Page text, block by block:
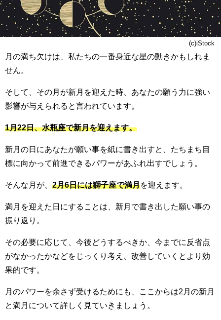
(c)iStock
月の満ち欠けは、私たちの一番身近な星の動きかもしれま
せん。
そして、その月が新月を迎えた時、あなたの願う力に強い
影響が与えられると言われています。
1月22日、水瓶座で新月を迎えます。
新月の日にあなたが願い事を紙に書き出すと、たちまち目
標に向かって前進できるパワーがあふれ出すでしょう。
そんな月が、 2月6日には獅子座で満月を迎えます。
満月を迎えた日にすることは、新月で書き出した願い事の
振り返り。
その必要に応じて、今後どうするべきか、今までに反省点
がなかったかなどをじっくり考え、改善していくとより効
果的です。
月のパワーを余さず受けるためにも、ここからは2月の新月
と満月について詳しく見ていきましょう。